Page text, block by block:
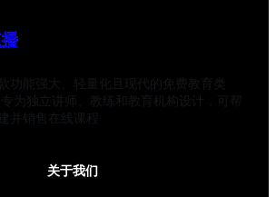
功能强大、轻量化且现代的免费教育类
为独立讲师、教练和教育机构设计，可帮
并销售在线课程
关于我们